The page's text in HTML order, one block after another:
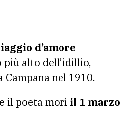
d’amore
più alto dell’idillio,
Campana nel 1910.
il poeta morì il 1 marzo